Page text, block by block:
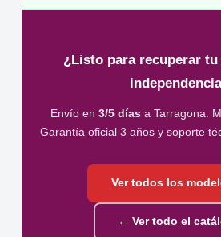
¿Listo para recuperar
Envío en 3/5 días a Tarragona.
Garantía oficial 3 años y soporte
Ver todos los
← Ver todo el